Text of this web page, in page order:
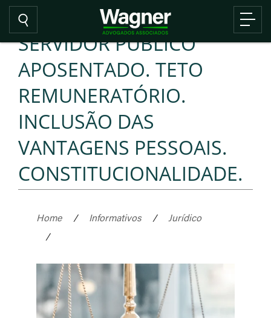
SERVIDOR PÚBLICO
APOSENTADO. TETO
REMUNERATÓRIO.
INCLUSÃO DAS
VANTAGENS PESSOAIS.
CONSTITUCIONALIDADE.
Home / Informativos /
Jurídico
/